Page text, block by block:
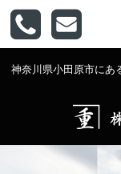
神奈川県小田原市にあ